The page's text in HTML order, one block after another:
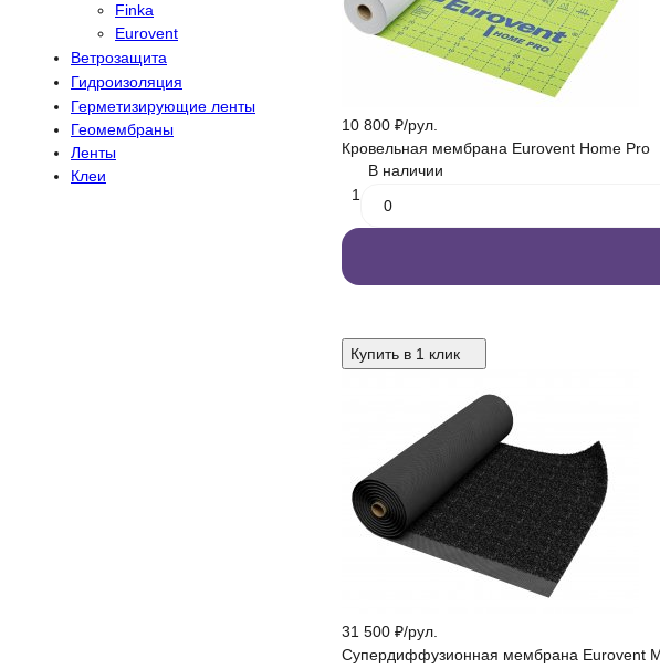
10 800 ₽/рул.
Кровельная мембрана Eurovent Home Pro
В наличии
1
Купить в 1 клик
31 500 ₽/рул.
Супердиффузионная мембрана Eurovent
Finka
Eurovent
Ветрозащита
Гидроизоляция
Герметизирующие ленты
Геомембраны
Ленты
Клеи